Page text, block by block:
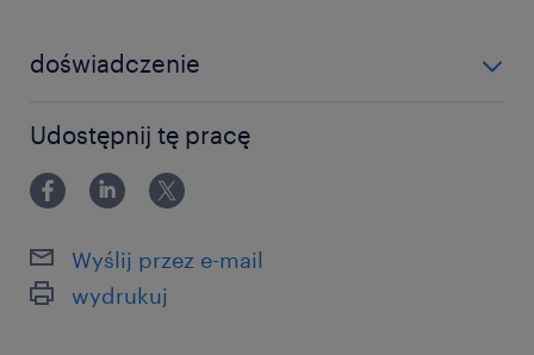
doświadczenie
Udostępnij tę pracę
Wyślij przez e-mail
wydrukuj